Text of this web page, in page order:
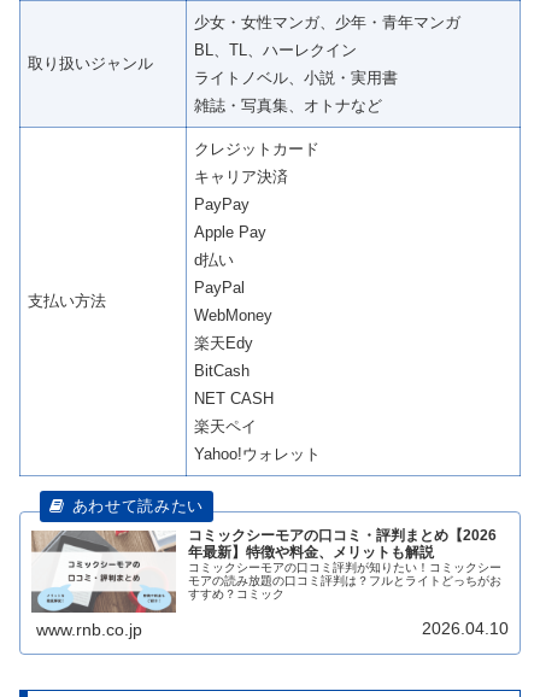
取り扱いジャンル
少女・女性マンガ、少年・青年マンガ
BL、TL、ハーレクイン
ライトノベル、小説・実用書
雑誌・写真集、オトナなど
支払い方法
クレジットカード
キャリア決済
PayPay
Apple Pay
d払い
PayPal
WebMoney
楽天Edy
BitCash
NET CASH
楽天ペイ
Yahoo!ウォレット
コミックシーモアの口コミ・評判まとめ【2026
年最新】特徴や料金、メリットも解説
コミックシーモアの口コミ評判が知りたい！コミックシー
モアの読み放題の口コミ評判は？フルとライトどっちがお
すすめ？コミック
www.rnb.co.jp 2026.04.10